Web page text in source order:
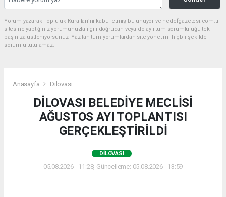
Yorum yazarak Topluluk Kuralları’nı kabul etmiş bulunuyor ve hedefgazetesi.com.tr
sitesine yaptığınız yorumunuzla ilgili doğrudan veya dolaylı tüm sorumluluğu tek
başınıza üstleniyorsunuz. Yazılan tüm yorumlardan site yönetimi hiçbir şekilde
sorumlu tutulamaz.
Anasayfa Dilovası
DİLOVASI BELEDİYE MECLİSİ
AĞUSTOS AYI TOPLANTISI
GERÇEKLEŞTİRİLDİ
DILOVASI
05.08.2026 - 11:28, Güncelleme: 05.08.2026 - 13:59